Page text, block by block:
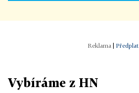
Vybíráme z HN